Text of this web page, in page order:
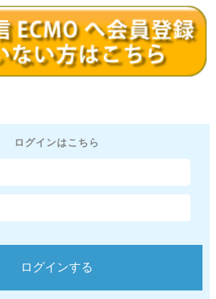
ログインはこちら